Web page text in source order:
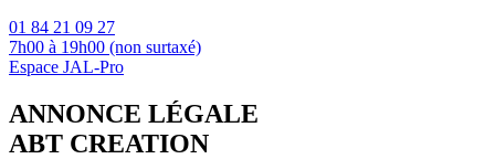
01 84 21 09 27
7h00 à 19h00 (non surtaxé)
Espace JAL-Pro
ANNONCE LÉGALE
ABT CREATION